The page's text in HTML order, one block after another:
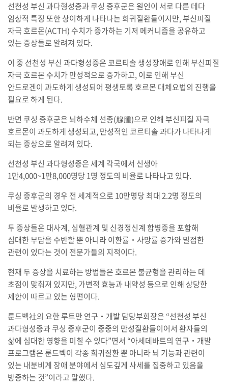
선천성 부신 과다형성증과 쿠싱 증후군은 원인이 서로 다른 데다
임상적 특징 또한 상이하게 나타나는 희귀질환들이지만, 부신피질
자극 호르몬(ACTH) 수치가 증가하는 기저 메커니즘을 공유하고
있는 증상들로 알려져 있다.
이 중 선천성 부신 과다형성증은 코르티솔 생성장애로 인해 부신피질
자극 호르몬 수치가 만성적으로 증가하고, 이로 인해 부신
안드로겐이 과도하게 생성되어 평생토록 호르몬 대체요법의 진행을
필요로 하게 된다.
반면 쿠싱 증후군은 뇌하수체 선종(腺腫)으로 인해 부신피질 자극
호르몬이 과도하게 생성되고, 만성적인 코르티솔 과다가 나타나게
되는 증상으로 알려져 있다.
선천성 부신 과다형성증은 세계 각국에서 신생아
1만4,000~1만8,000명당 1명 정도의 비율로 나타나고 있다.
쿠싱 증후군의 경우 전 세계적으로 10만명당 최대 2.2명 정도의
비율로 발생하고 있다.
두 증상들은 대사계, 심혈관계 및 신경정신계 합병증을 포함해
심대한 부담을 수반할 뿐 아니라 이환률‧사망률 증가와 밀접한
관련이 있다는 것이 전문가들의 지적이다.
현재 두 증상을 치료하는 방법들은 호르몬 불균형을 관리하는 데
초점이 맞춰져 있지만, 가변적 효능과 내약성 등으로 인해 상당한
제한이 따르고 있는 형편이다.
룬드벡社의 요한 루트만 연구‧개발 담당부회장은 “선천성 부신
과다형성증과 쿠싱 증후군이 중중의 만성질환들이어서 환자들의
삶에 심대한 영향을 미칠 수 있다”면서 “아세데바트의 연구‧개발
프로그램은 룬드벡이 각종 희귀질환 뿐 아니라 뇌 기능과 관련이
있는 내분비계 장애 분야에서 심도깊게 사세를 집중하고 있음을
방증하는 것”이라고 말했다.